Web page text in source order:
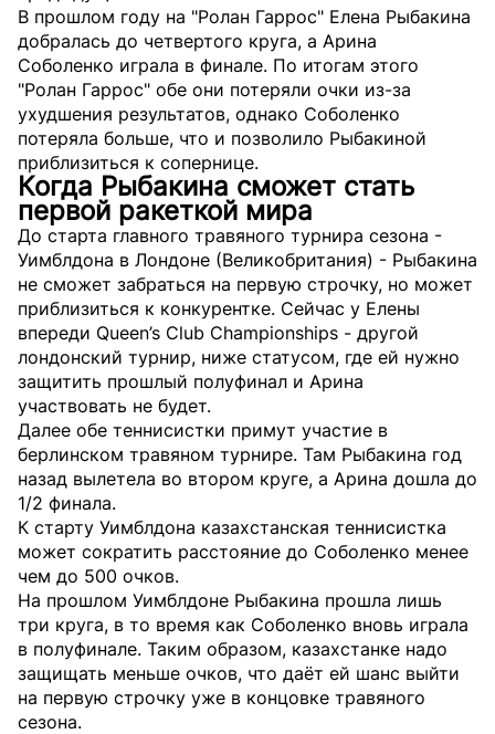
В прошлом году на "Ролан Гаррос" Елена Рыбакина
добралась до четвертого круга, а Арина
Соболенко играла в финале. По итогам этого
"Ролан Гаррос" обе они потеряли очки из-за
ухудшения результатов, однако Соболенко
потеряла больше, что и позволило Рыбакиной
приблизиться к сопернице.
Когда Рыбакина сможет стать
первой ракеткой мира
До старта главного травяного турнира сезона -
Уимблдона в Лондоне (Великобритания) - Рыбакина
не сможет забраться на первую строчку, но может
приблизиться к конкурентке. Сейчас у Елены
впереди Queen’s Club Championships - другой
лондонский турнир, ниже статусом, где ей нужно
защитить прошлый полуфинал и Арина
участвовать не будет.
Далее обе теннисистки примут участие в
берлинском травяном турнире. Там Рыбакина год
назад вылетела во втором круге, а Арина дошла до
1/2 финала.
К старту Уимблдона казахстанская теннисистка
может сократить расстояние до Соболенко менее
чем до 500 очков.
На прошлом Уимблдоне Рыбакина прошла лишь
три круга, в то время как Соболенко вновь играла
в полуфинале. Таким образом, казахстанке надо
защищать меньше очков, что даёт ей шанс выйти
на первую строчку уже в концовке травяного
сезона.